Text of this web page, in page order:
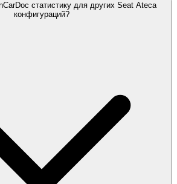
статистику для других Seat Ateca
конфигураций?